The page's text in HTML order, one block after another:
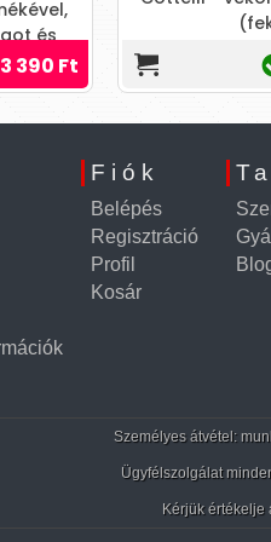
és
3 390 Ft
Fiók
Belépés
Regisztráció
Profil
Kosár
Személyes átvétel:
Ügyfélszolgálat
Kérjük értékelje